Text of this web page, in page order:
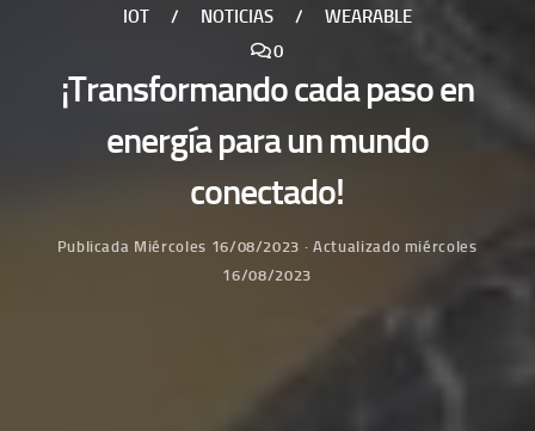
IOT / NOTICIAS /
WEARABLE
0
¡Transformando cada paso en
energía para un mundo
conectado!
Publicada Miércoles 16/08/2023 · Actualizado miércoles
16/08/2023